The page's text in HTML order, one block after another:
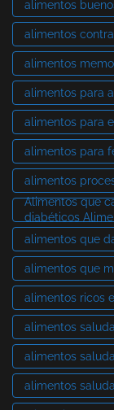
alimentos
alimentos
alimentos
alimentos para
alimentos para
alimentos para
alimentos
Alimentos que
diabéticos
alimentos que
alimentos que
alimentos ricos
alimentos
alimentos
alimentos